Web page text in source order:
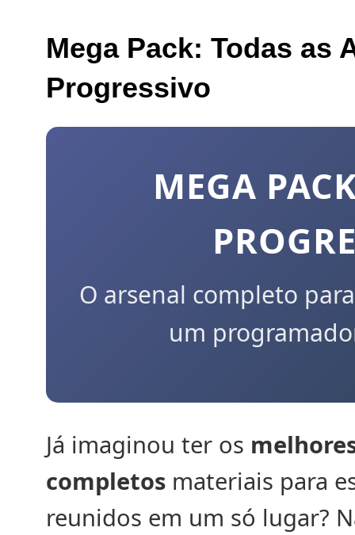
Mega Pack: Todas as
Progressivo
MEGA
O arsenal completo
um
Já imaginou ter os
completos materiais para
reunidos em um só lugar?